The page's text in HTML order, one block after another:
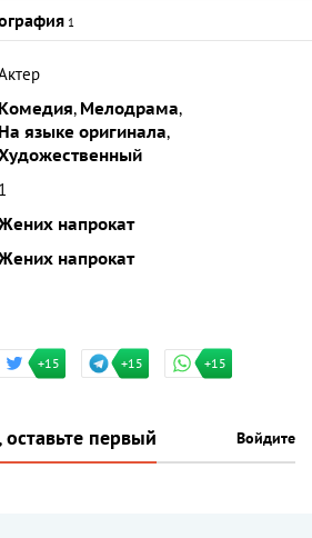
1
Комедия, Мелодрама,
На языке оригинала,
1
напрокат
напрокат
+15 +15 +15
первый Войдите